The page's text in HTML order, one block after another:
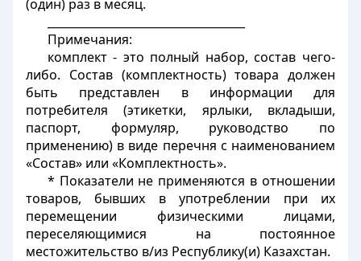
(один) раз в месяц.
Примечания:
комплект - это полный набор, состав чего-
либо. Состав (комплектность) товара должен
быть представлен в информации для
потребителя (этикетки, ярлыки, вкладыши,
паспорт, формуляр, руководство по
применению) в виде перечня с наименованием
«Состав» или «Комплектность».
* Показатели не применяются в отношении
товаров, бывших в употреблении при их
перемещении физическими лицами,
переселяющимися на постоянное
местожительство в/из Республику(и) Казахстан.